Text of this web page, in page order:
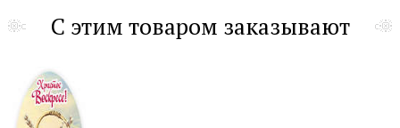
С этим товаром заказывают